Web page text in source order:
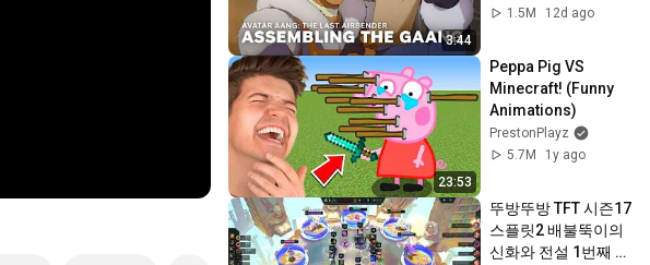
3:44
Paramount+
1.5M
12d ago
23:53
Peppa Pig VS
Minecraft! (Funny
Animations)
PrestonPlayz
5.7M
1y ago
뚜방뚜방 TFT 시즌17
스플릿2 배불뚝이의
신화와 전설 1번째 게